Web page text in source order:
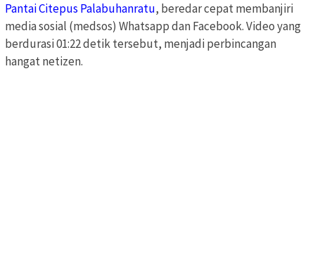
Pantai Citepus Palabuhanratu, beredar cepat membanjiri
media sosial (medsos) Whatsapp dan Facebook. Video yang
berdurasi 01:22 detik tersebut, menjadi perbincangan
hangat netizen.